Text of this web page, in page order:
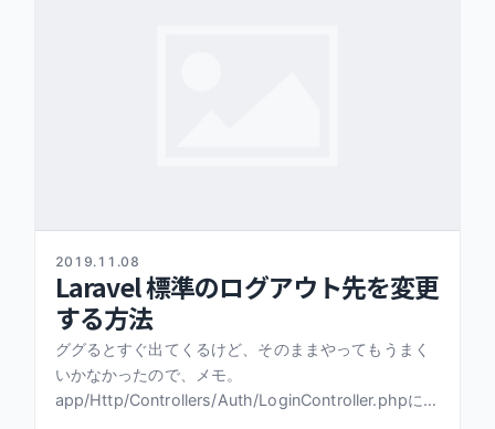
2019.11.08
Laravel 標準のログアウト先を変更
する方法
ググるとすぐ出てくるけど、そのままやってもうまく
いかなかったので、メモ。
app/Http/Controllers/Auth/LoginController.phpに、